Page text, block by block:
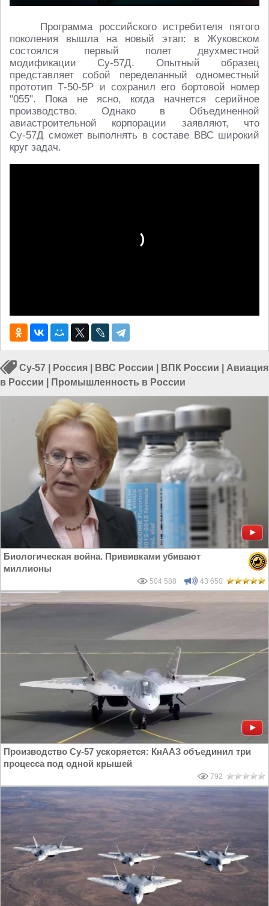
Программа российского истребителя пятого
поколения вышла на новый этап: в Жуковском
состоялся первый полет двухместной
модификации Су-57Д. Опытный образец
представляет собой переделанный одноместный
прототип Т-50-5Р и сохранил его бортовой номер
"055". Пока не ясно, когда начнется серийное
производство. Однако в Объединенной
авиастроительной корпорации заявляют, что
Су-57Д сможет выполнять в составе ВВС широкий
круг задач.
Су-57 Россия ВВС России ВПК России
Авиация
в России
Промышленность в России
Биологическая война. Прививками убивают
миллионы
504 588 43 650
Производство Су-57 ускоряется: КнААЗ объединил три
процесса под одной крышей
792